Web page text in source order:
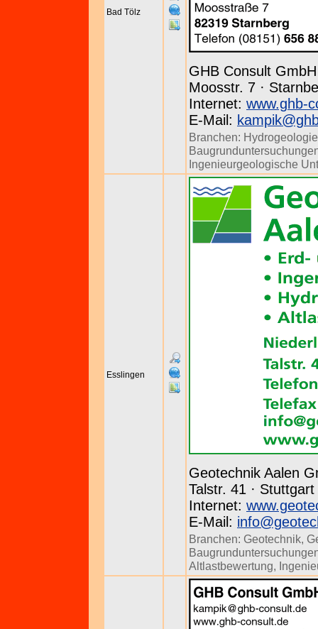
Bad Tölz
GHB Consult GmbH
Moosstr. 7 ·
Internet: www.ghb-
E-Mail:
Branchen: Hydrogeologie
Ingenieurgeologische
Esslingen
Geotechnik Aalen
Talstr. 41 ·
Internet:
E-Mail:
Branchen: Geotechnik,
Altlastbewertung,